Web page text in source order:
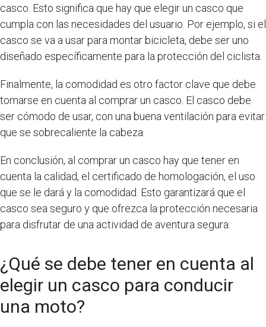
casco. Esto significa que hay que elegir un casco que
cumpla con las necesidades del usuario. Por ejemplo, si el
casco se va a usar para montar bicicleta, debe ser uno
diseñado específicamente para la protección del ciclista.
Finalmente, la comodidad es otro factor clave que debe
tomarse en cuenta al comprar un casco. El casco debe
ser cómodo de usar, con una buena ventilación para evitar
que se sobrecaliente la cabeza.
En conclusión, al comprar un casco hay que tener en
cuenta la calidad, el certificado de homologación, el uso
que se le dará y la comodidad. Esto garantizará que el
casco sea seguro y que ofrezca la protección necesaria
para disfrutar de una actividad de aventura segura.
¿Qué se debe tener en cuenta al
elegir un casco para conducir
una moto?